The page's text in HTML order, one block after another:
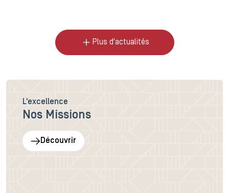
Plus d'actualités
L'excellence
Nos Missions
Découvrir